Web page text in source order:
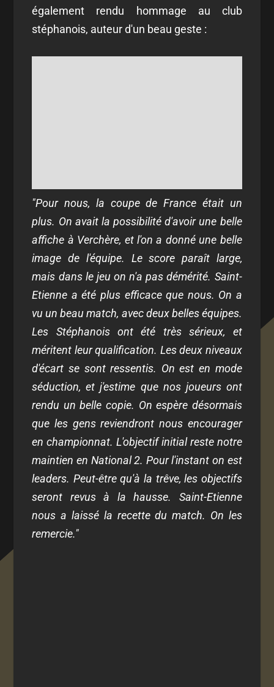
également rendu hommage au club
stéphanois, auteur d'un beau geste :
"Pour nous, la coupe de France était un
plus. On avait la possibilité d'avoir une belle
affiche à Verchère, et l'on a donné une belle
image de l'équipe. Le score paraît large,
mais dans le jeu on n'a pas démérité. Saint-
Etienne a été plus efficace que nous. On a
vu un beau match, avec deux belles équipes.
Les Stéphanois ont été très sérieux, et
méritent leur qualification. Les deux niveaux
d'écart se sont ressentis. On est en mode
séduction, et j'estime que nos joueurs ont
rendu un belle copie. On espère désormais
que les gens reviendront nous encourager
en championnat. L'objectif initial reste notre
maintien en National 2. Pour l'instant on est
leaders. Peut-être qu'à la trêve, les objectifs
seront revus à la hausse. Saint-Etienne
nous a laissé la recette du match. On les
remercie."